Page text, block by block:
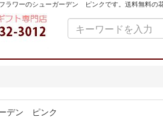
ラワーのシューガーデン ピンクです。送料無料の花